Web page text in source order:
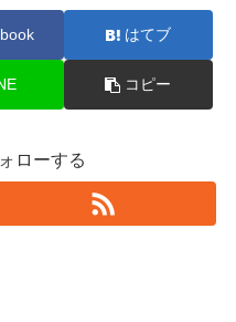
はてブ
コピー
ローする